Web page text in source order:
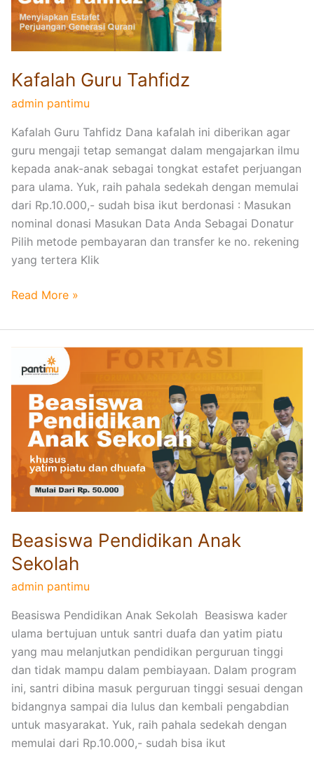
Kafalah Guru Tahfidz
admin pantimu
Kafalah Guru Tahfidz Dana kafalah ini diberikan agar
guru mengaji tetap semangat dalam mengajarkan ilmu
kepada anak-anak sebagai tongkat estafet perjuangan
para ulama. Yuk, raih pahala sedekah dengan memulai
dari Rp.10.000,- sudah bisa ikut berdonasi : Masukan
nominal donasi Masukan Data Anda Sebagai Donatur
Pilih metode pembayaran dan transfer ke no. rekening
yang tertera Klik
l
h
u
r
a
f
Read More »
Beasiswa Pendidikan Anak
Sekolah
admin pantimu
Beasiswa Pendidikan Anak Sekolah Beasiswa kader
ulama bertujuan untuk santri duafa dan yatim piatu
yang mau melanjutkan pendidikan perguruan tinggi
dan tidak mampu dalam pembiayaan. Dalam program
ini, santri dibina masuk perguruan tinggi sesuai dengan
bidangnya sampai dia lulus dan kembali pengabdian
untuk masyarakat. Yuk, raih pahala sedekah dengan
memulai dari Rp.10.000,- sudah bisa ikut
w
n
d
d
i
k
a
n
A
n
a
k